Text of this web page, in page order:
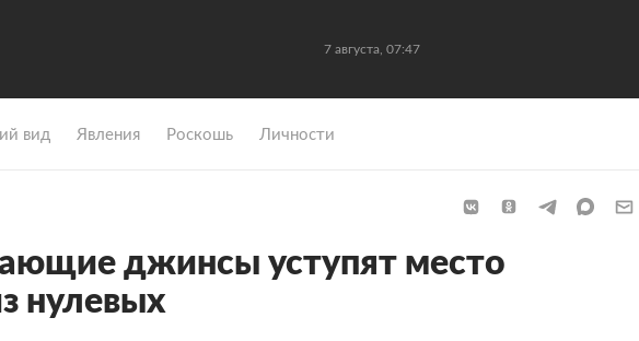
7 августа, 07:47
вид Явления Роскошь Личности
джинсы уступят место
нулевых